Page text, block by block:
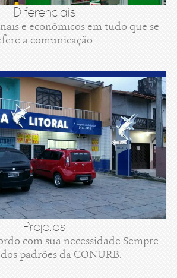
Diferenciais
e econômicos em tudo que se
a comunicação.
Projetos
com sua necessidade.Sempre
padrões da CONURB.